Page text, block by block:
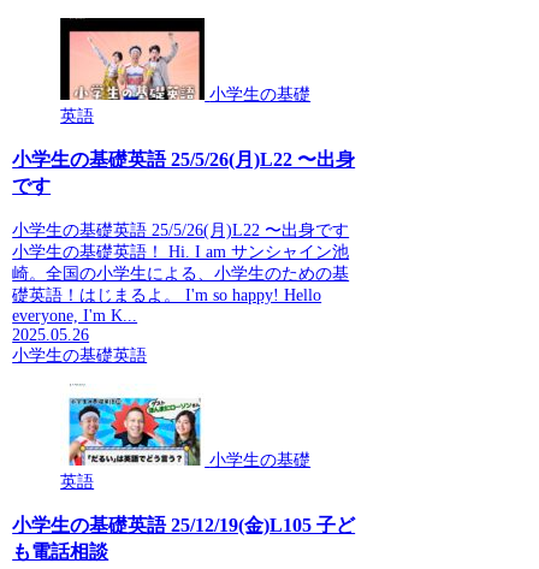
小学生の基礎
英語
小学生の基礎英語 25/5/26(月)L22 〜出身
です
小学生の基礎英語 25/5/26(月)L22 〜出身です
小学生の基礎英語！ Hi. I am サンシャイン池
崎。全国の小学生による、小学生のための基
礎英語！はじまるよ。 I'm so happy! Hello
everyone, I'm K...
2025.05.26
小学生の基礎英語
小学生の基礎
英語
小学生の基礎英語 25/12/19(金)L105 子ど
も電話相談